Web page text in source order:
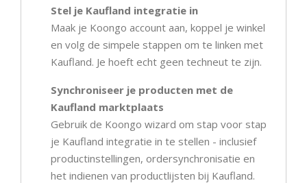
Stel je Kaufland integratie in
Maak je Koongo account aan, koppel je winkel
en volg de simpele stappen om te linken met
Kaufland. Je hoeft echt geen techneut te zijn.
Synchroniseer je producten met de
Kaufland marktplaats
Gebruik de Koongo wizard om stap voor stap
je Kaufland integratie in te stellen - inclusief
productinstellingen, ordersynchronisatie en
het indienen van productlijsten bij Kaufland.